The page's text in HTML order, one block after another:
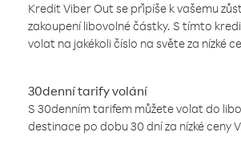
Kredit Viber Out se připíše k vašemu
zakoupení libovolné částky. S tímto
volat na jakékoli číslo na světe za nízké
30denní tarify volání
S 30denním tarifem můžete volat do
destinace po dobu 30 dní za nízké ceny